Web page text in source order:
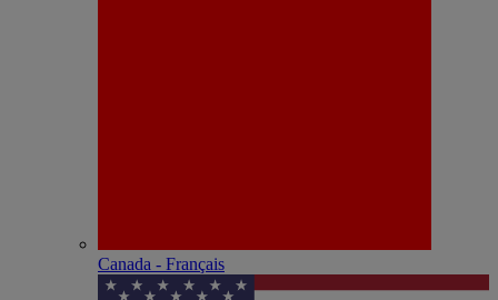
Canada - Français